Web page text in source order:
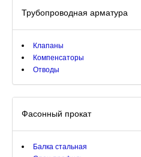
Трубопроводная арматура
Клапаны
Компенсаторы
Отводы
Фасонный прокат
Балка стальная